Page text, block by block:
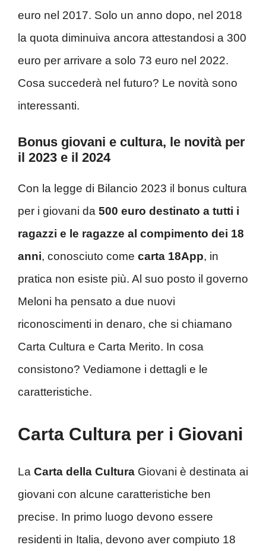
euro nel 2017. Solo un anno dopo, nel 2018
la quota diminuiva ancora attestandosi a 300
euro per arrivare a solo 73 euro nel 2022.
Cosa succederà nel futuro? Le novità sono
interessanti.
Bonus giovani e cultura, le novità per
il 2023 e il 2024
Con la legge di Bilancio 2023 il bonus cultura
per i giovani da 500 euro destinato a tutti i
ragazzi e le ragazze al compimento dei 18
anni, conosciuto come carta 18App, in
pratica non esiste più. Al suo posto il governo
Meloni ha pensato a due nuovi
riconoscimenti in denaro, che si chiamano
Carta Cultura e Carta Merito. In cosa
consistono? Vediamone i dettagli e le
caratteristiche.
Carta Cultura per i Giovani
La Carta della Cultura Giovani è destinata ai
giovani con alcune caratteristiche ben
precise. In primo luogo devono essere
residenti in Italia, devono aver compiuto 18